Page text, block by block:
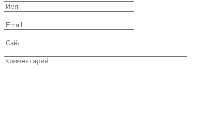
Имя
*
Email
*
Сайт
Комментарий